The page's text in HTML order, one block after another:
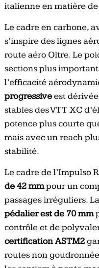
italienne en matière
Le cadre en carbone,
s’inspire des lignes
route aéro Oltre. Le
sections plus
l’efficacité
progressiveest
stables des VTT XC
potence plus courte
mais avec un reach
stabilité.
Le cadre de l’Impulso
de 42 mmpour un
passages irréguliers. La
pédalier est de 70 mm
contrôle et de
certification ASTM2
routes non